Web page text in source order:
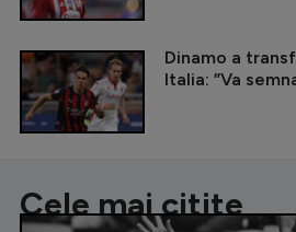
Dinamo a
Italia: ”Va
Cele mai citite